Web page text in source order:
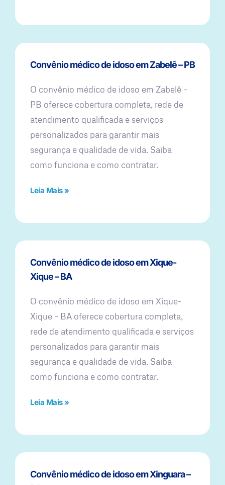
Convênio médico de idoso em Zabelê – PB
O convênio médico de idoso em Zabelê –
PB oferece cobertura completa, rede de
atendimento qualificada e serviços
personalizados para garantir mais
segurança e qualidade de vida. Saiba
como funciona e como contratar.
Leia Mais »
Convênio médico de idoso em Xique-
Xique – BA
O convênio médico de idoso em Xique-
Xique – BA oferece cobertura completa,
rede de atendimento qualificada e serviços
personalizados para garantir mais
segurança e qualidade de vida. Saiba
como funciona e como contratar.
Leia Mais »
Convênio médico de idoso em Xinguara –